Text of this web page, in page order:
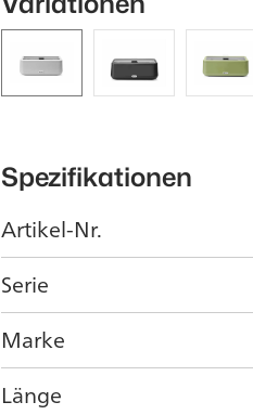
Spezifikationen
Artikel-Nr.
Serie
Marke
Länge